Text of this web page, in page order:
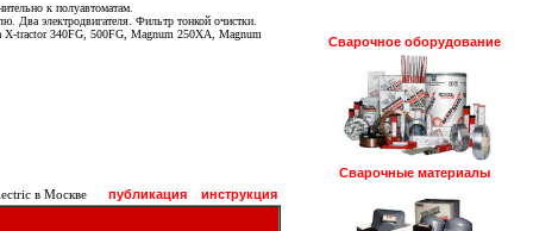
к полуавтоматам.
Два электродвигателя. Фильтр тонкой очистки.
X-tractor 340FG, 500FG, Magnum 250XA, Magnum
в Москве публикация инструкция
Сварочное оборудование
Сварочные материалы